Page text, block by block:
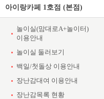
아이랑카페 1호점 (본점)
놀이실(맘대로A+놀이터)
이용안내
놀이실 둘러보기
백일/첫돌상 이용안내
장난감대여 이용안내
장난감목록 현황